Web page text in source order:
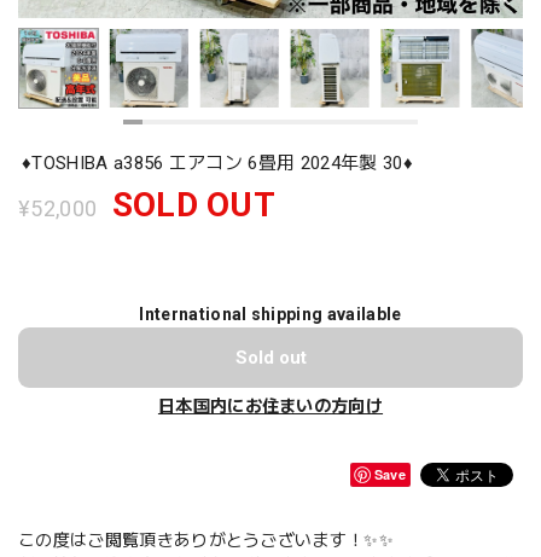
♦️TOSHIBA a3856 エアコン 6畳用 2024年製 30♦️
¥52,000 SOLD OUT
International shipping available
Sold out
日本国内にお住まいの方向け
Save
この度はご閲覧頂きありがとうございます！✨✨